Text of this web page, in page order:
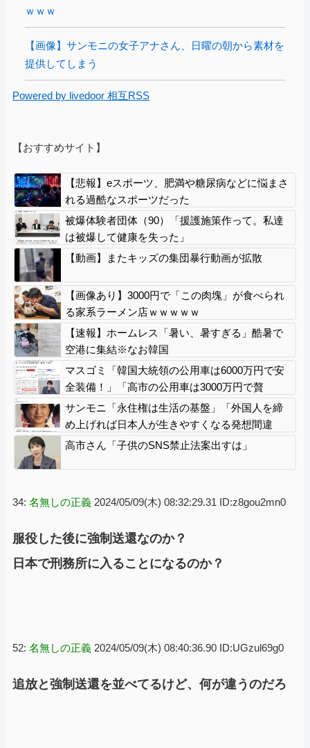
ｗｗｗ
【画像】サンモニの女子アナさん、日曜の朝から素材を
提供してしまう
Powered by livedoor 相互RSS
【おすすめサイト】
【悲報】eスポーツ、肥満や糖尿病などに悩まさ
れる過酷なスポーツだった
被爆体験者団体（90）「援護施策作って。私達
は被爆して健康を失った」
【動画】またキッズの集団暴行動画が拡散
【画像あり】3000円で「この肉塊」が食べられ
る家系ラーメン店ｗｗｗｗｗ
【速報】ホームレス「暑い、暑すぎる」酷暑で
空港に集結※なお韓国
マスゴミ「韓国大統領の公用車は6000万円で安
全装備！」「高市の公用車は3000万円で贅
沢！」
サンモニ「永住権は生活の基盤」「外国人を締
め上げれば日本人が生きやすくなる発想間違
い」「ヘイト」
高市さん「子供のSNS禁止法案出すは」
34: 名無しの正義 2024/05/09(木) 08:32:29.31 ID:z8gou2mn0
服役した後に強制送還なのか？
日本で刑務所に入ることになるのか？
52: 名無しの正義 2024/05/09(木) 08:40:36.90 ID:UGzul69g0
追放と強制送還を並べてるけど、何が違うのだろ